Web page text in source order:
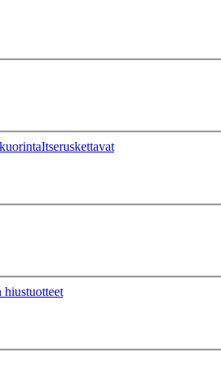
Itseruskettavat
hiustuotteet